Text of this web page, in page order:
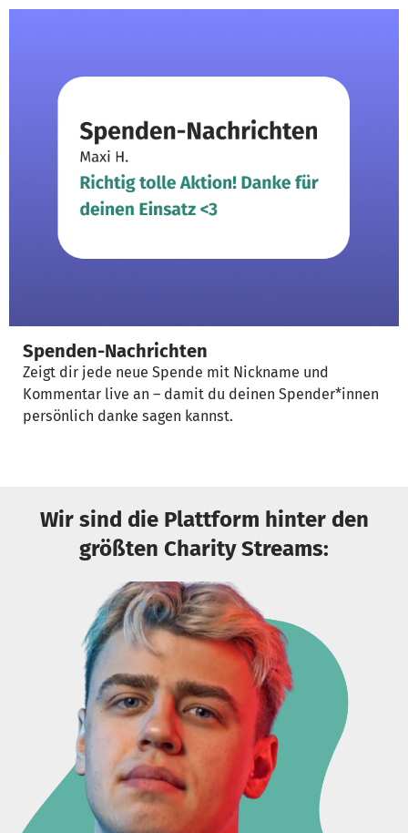
Spenden-Nachrichten
Zeigt dir jede neue Spende mit Nickname und
Kommentar live an – damit du deinen Spender*innen
persönlich danke sagen kannst.
Wir sind die Plattform hinter den
größten Charity Streams: